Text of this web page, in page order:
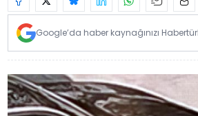
Google’da haber kaynağınızı